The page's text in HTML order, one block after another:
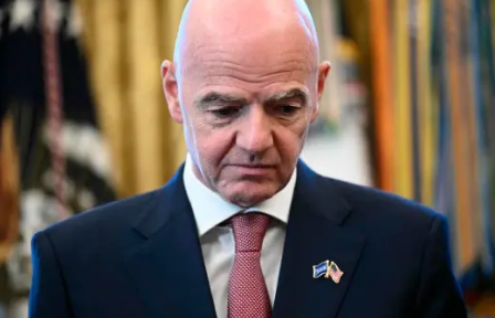
US$ 380
millones
en el
Oriente
antioqueño
Gobierno
share
Tecnología